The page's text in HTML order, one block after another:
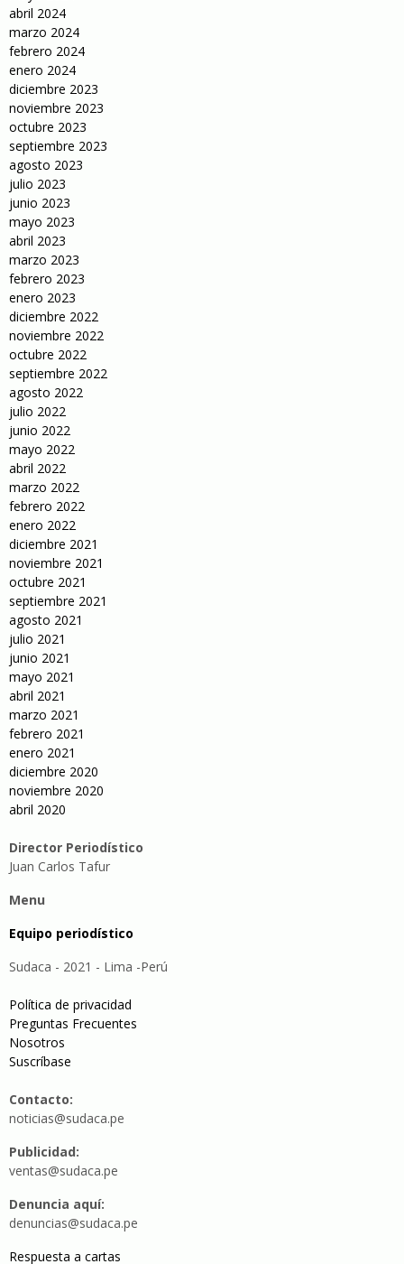
abril 2024
marzo 2024
febrero 2024
enero 2024
diciembre 2023
noviembre 2023
octubre 2023
septiembre 2023
agosto 2023
julio 2023
junio 2023
mayo 2023
abril 2023
marzo 2023
febrero 2023
enero 2023
diciembre 2022
noviembre 2022
octubre 2022
septiembre 2022
agosto 2022
julio 2022
junio 2022
mayo 2022
abril 2022
marzo 2022
febrero 2022
enero 2022
diciembre 2021
noviembre 2021
octubre 2021
septiembre 2021
agosto 2021
julio 2021
junio 2021
mayo 2021
abril 2021
marzo 2021
febrero 2021
enero 2021
diciembre 2020
noviembre 2020
abril 2020
Director Periodístico
Juan Carlos Tafur
Menu
Equipo periodístico
Sudaca - 2021 - Lima -Perú
Política de privacidad
Preguntas Frecuentes
Nosotros
Suscríbase
Contacto:
noticias@sudaca.pe
Publicidad:
ventas@sudaca.pe
Denuncia aquí:
denuncias@sudaca.pe
Respuesta a cartas